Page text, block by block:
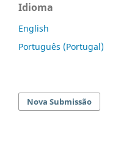
Idioma
English
Português (Portugal)
Nova Submissão